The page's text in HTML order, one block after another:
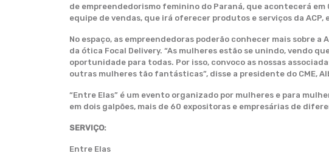
de empreendedorismo feminino do Paraná, que acontecerá
equipe de vendas, que irá oferecer produtos e serviços da
No espaço, as empreendedoras poderão conhecer mais sobre
da ótica Focal Delivery. “As mulheres estão se unindo, vendo
oportunidade para todas. Por isso, convoco as nossas
outras mulheres tão fantásticas”, disse a presidente do CME,
“Entre Elas” é um evento organizado por mulheres e para
em dois galpões, mais de 60 expositoras e empresárias de
SERVIÇO:
Entre Elas